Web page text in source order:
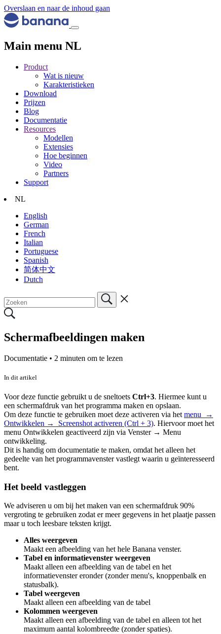
Overslaan en naar de inhoud gaan
Main menu NL
Product
Wat is nieuw
Karakteristieken
Download
Prijzen
Blog
Documentatie
Resources
Modellen
Extensies
Hoe beginnen
Video
Partners
Support
NL
English
German
French
Italian
Portuguese
Spanish
简体中文
Dutch
Schermafbeeldingen maken
Documentatie • 2 minuten om te lezen
In dit artikel
Voor deze functie gebruikt u de sneltoets Ctrl+3. Hiermee kunt u
een schermafdruk van het programma maken en opslaan.
Om deze functie te gebruiken moet deze activeren via het menu →
Ontwikkelen → Screenshot activeren (Ctrl + 3). Hiervoor moet het
menu Ontwikkelen geactiveerd zijn via Venster → Menu
ontwikkeling.
Dit is handig om documentatie te maken, omdat het alleen het
gedeelte van het programmavenster vastlegt waarin u geïnteresseerd
bent.
Het beeld vastleggen
We adviseren u om bij het maken van een schermafdruk 90%
vergroting te gebruiken zodat er meer gegevens in het plaatje passen
maar u toch leesbare teksten krijgt.
Alles weergeven
Maakt een afbeelding van het hele Banana venster.
Tabel en informatievenster weergeven
Maakt alleen een afbeelding van de tabel en het
informatievenster eronder (zonder menu's, knoppenbalk en
statusbalk).
Tabel weergeven
Maakt alleen een afbeelding van de tabel
Kolommen weergeven
Maakt alleen een afbeelding van de tabel en alleen tot het
maximum aantal kolombreedte (zonder spaties).